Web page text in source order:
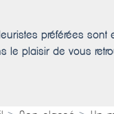
préférées
le plaisir de vous